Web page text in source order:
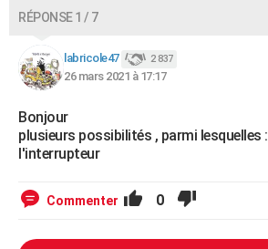
RÉPONSE 1 / 7
labricole47 2 837
26 mars 2021 à 17:17
Bonjour
plusieurs possibilités , parmi lesquelles :
l'interrupteur
Commenter 0